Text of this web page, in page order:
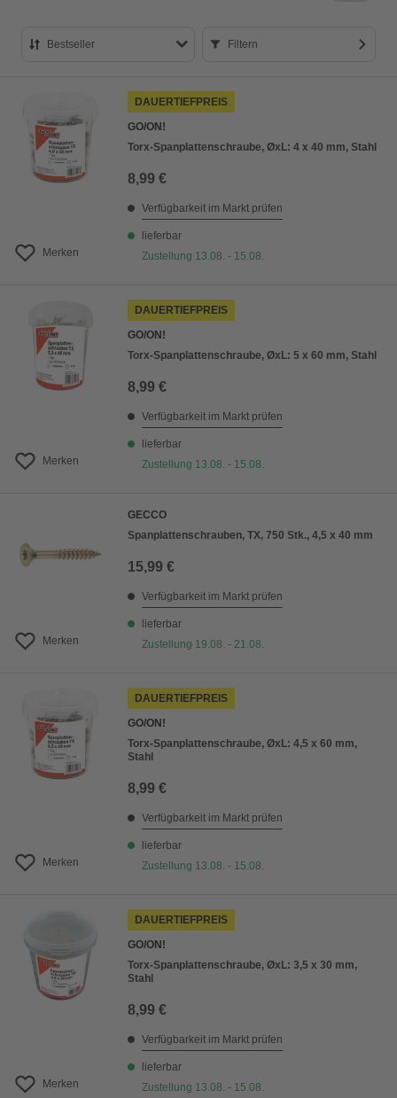
Bestseller
Preis aufsteigend
Preis absteigend
Bewertung
Filtern
Merken
DAUERTIEFPREIS
GO/ON!
Torx-Spanplattenschraube, ØxL: 4 x 40 mm, Stahl
8,99 €
Verfügbarkeit im Markt prüfen
lieferbar
Zustellung 13.08. - 15.08.
Merken
DAUERTIEFPREIS
GO/ON!
Torx-Spanplattenschraube, ØxL: 5 x 60 mm, Stahl
8,99 €
Verfügbarkeit im Markt prüfen
lieferbar
Zustellung 13.08. - 15.08.
Merken
GECCO
Spanplattenschrauben, TX, 750 Stk., 4,5 x 40 mm
15,99 €
Verfügbarkeit im Markt prüfen
lieferbar
Zustellung 19.08. - 21.08.
Merken
DAUERTIEFPREIS
GO/ON!
Torx-Spanplattenschraube, ØxL: 4,5 x 60 mm,
Stahl
8,99 €
Verfügbarkeit im Markt prüfen
lieferbar
Zustellung 13.08. - 15.08.
Merken
DAUERTIEFPREIS
GO/ON!
Torx-Spanplattenschraube, ØxL: 3,5 x 30 mm,
Stahl
8,99 €
Verfügbarkeit im Markt prüfen
lieferbar
Zustellung 13.08. - 15.08.